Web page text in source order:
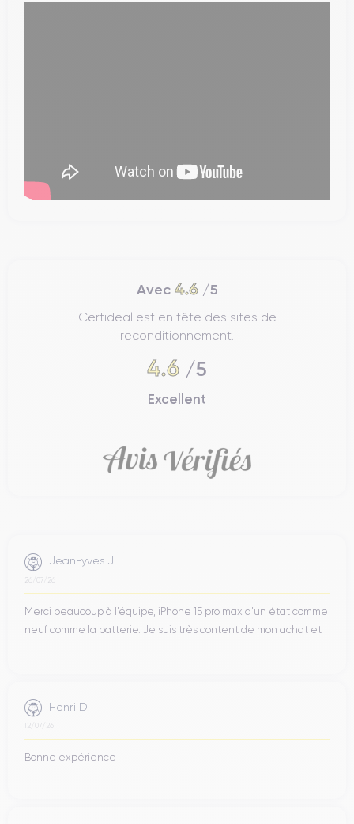
Avec 4.6/5
Certideal est en tête des sites de
reconditionnement.
4.6 /5
Excellent
Jean-yves J.
26/07/26
Merci beaucoup à l’équipe, iPhone 15 pro max d’un état comme
neuf comme la batterie. Je suis très content de mon achat et
Henri D.
12/07/26
Bonne expérience